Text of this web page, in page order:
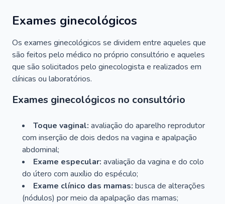
Exames ginecológicos
Os exames ginecológicos se dividem entre aqueles que
são feitos pelo médico no próprio consultório e aqueles
que são solicitados pelo ginecologista e realizados em
clínicas ou laboratórios.
Exames ginecológicos no consultório
Toque vaginal: avaliação do aparelho reprodutor
com inserção de dois dedos na vagina e apalpação
abdominal;
Exame especular: avaliação da vagina e do colo
do útero com auxílio do espéculo;
Exame clínico das mamas: busca de alterações
(nódulos) por meio da apalpação das mamas;